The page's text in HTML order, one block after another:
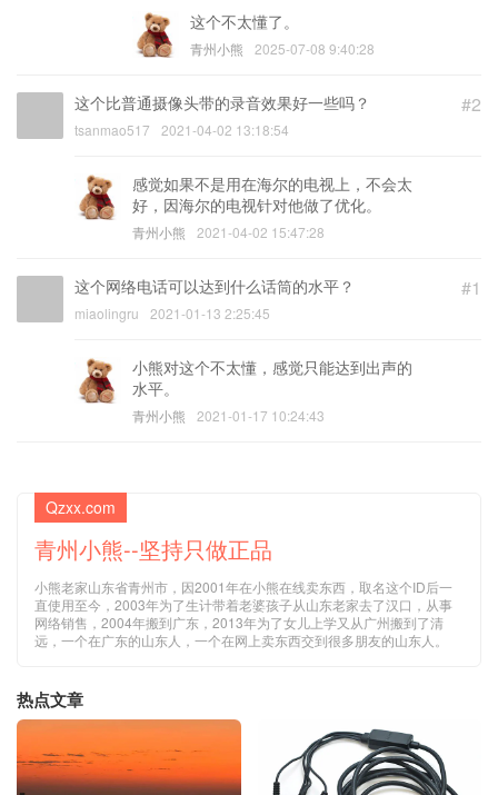
这个不太懂了。
青州小熊 2025-07-08 9:40:28
#2
这个比普通摄像头带的录音效果好一些吗？
tsanmao517 2021-04-02 13:18:54
感觉如果不是用在海尔的电视上，不会太
好，因海尔的电视针对他做了优化。
青州小熊 2021-04-02 15:47:28
#1
这个网络电话可以达到什么话筒的水平？
miaolingru 2021-01-13 2:25:45
小熊对这个不太懂，感觉只能达到出声的
水平。
青州小熊 2021-01-17 10:24:43
Qzxx.com
青州小熊--坚持只做正品
小熊老家山东省青州市，因2001年在小熊在线卖东西，取名这个ID后一
直使用至今，2003年为了生计带着老婆孩子从山东老家去了汉口，从事
网络销售，2004年搬到广东，2013年为了女儿上学又从广州搬到了清
远，一个在广东的山东人，一个在网上卖东西交到很多朋友的山东人。
热点文章